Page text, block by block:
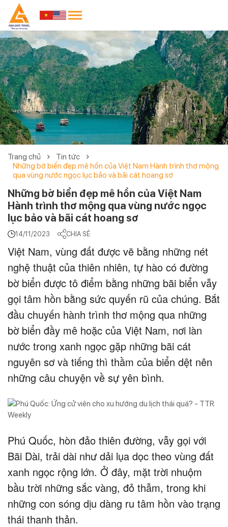
Trang chủ
Tin tức
Những bờ biển đẹp mê hồn của Việt Nam Hành trình thơ mộng
qua vùng nước ngọc lục bảo và bãi cát hoang sơ
Những bờ biển đẹp mê hồn của Việt Nam
Hành trình thơ mộng qua vùng nước ngọc
lục bảo và bãi cát hoang sơ
14/11/2023 CHIA SẺ
Việt Nam, vùng đất được vẽ bằng những nét
nghệ thuật của thiên nhiên, tự hào có đường
bờ biển được tô điểm bằng những bãi biển vẫy
gọi tâm hồn bằng sức quyến rũ của chúng. Bắt
đầu chuyến hành trình thơ mộng qua những
bờ biển đầy mê hoặc của Việt Nam, nơi làn
nước trong xanh ngọc gặp những bãi cát
nguyên sơ và tiếng thì thầm của biển dệt nên
những câu chuyện về sự yên bình.
Phú Quốc, hòn đảo thiên đường, vẫy gọi với
Bãi Dài, trải dài như dải lụa dọc theo vùng đất
xanh ngọc rộng lớn. Ở đây, mặt trời nhuộm
bầu trời những sắc vàng, đỏ thẫm, trong khi
những con sóng dịu dàng ru tâm hồn vào trạng
thái thanh thản.